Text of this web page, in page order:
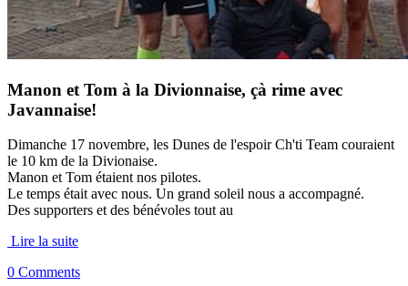
Manon et Tom à la Divionnaise, çà rime avec
Javannaise!
Dimanche 17 novembre, les Dunes de l'espoir Ch'ti Team couraient
le 10 km de la Divionaise.
Manon et Tom étaient nos pilotes.
Le temps était avec nous. Un grand soleil nous a accompagné.
Des supporters et des bénévoles tout au
Lire la suite
0 Comments